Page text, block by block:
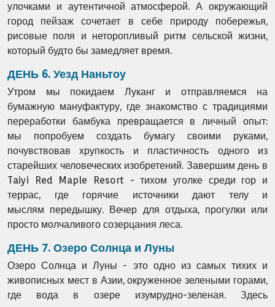
улочками и аутентичной атмосферой.А окружающий
город пейзаж сочетает в себе природу побережья,
рисовые поля и неторопливый ритм сельской жизни,
который будто бы замедляет время.
ДЕНЬ 6. Уезд Наньтоу
Утром мы покидаем Луканг и отправляемся на
бумажную мануфактуру, где знакомство с традициями
переработки бамбука превращается в личный опыт:
мы попробуем создать бумагу своими руками,
почувствовав хрупкость и пластичность одного из
старейших человеческих изобретений. Завершим день в
Taiyi Red Maple Resort - тихом уголке среди гор и
террас, где горячие источники дают телу и
мыслям передышку. Вечер для отдыха, прогулки или
просто молчаливого созерцания леса.
ДЕНЬ 7. Озеро Солнца и Луны
Озеро Солнца и Луны - это одно из самых тихих и
живописных мест в Азии,окруженное зелеными горами,
где вода в озере изумрудно-зеленая. Здесь